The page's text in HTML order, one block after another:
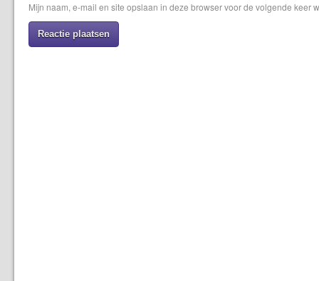
Mijn naam, e-mail en site opslaan in deze browser voor de volgende keer